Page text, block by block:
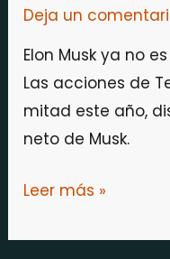
Deja un
Elon Musk ya no
Las acciones de
mitad este año,
neto de Musk.
Leer más »